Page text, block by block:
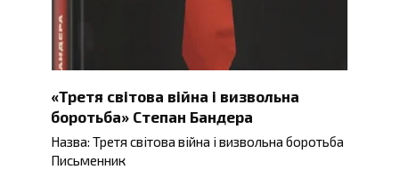
«Третя світова війна і визвольна
боротьба» Степан Бандера
Назва: Третя світова війна і визвольна боротьба
Письменник